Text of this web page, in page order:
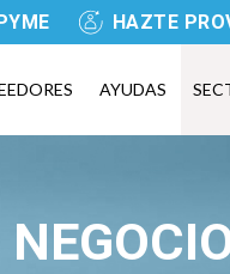
HAZTE
AYUDAS